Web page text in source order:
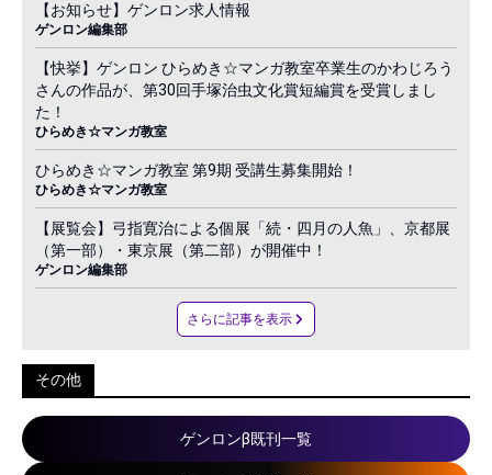
【お知らせ】ゲンロン求人情報
ゲンロン編集部
【快挙】ゲンロン ひらめき☆マンガ教室卒業生のかわじろう
さんの作品が、第30回手塚治虫文化賞短編賞を受賞しまし
た！
ひらめき☆マンガ教室
ひらめき☆マンガ教室 第9期 受講生募集開始！
ひらめき☆マンガ教室
【展覧会】弓指寛治による個展「続・四月の人魚」、京都展
（第一部）・東京展（第二部）が開催中！
ゲンロン編集部
さらに記事を表示
その他
ゲンロンβ既刊一覧